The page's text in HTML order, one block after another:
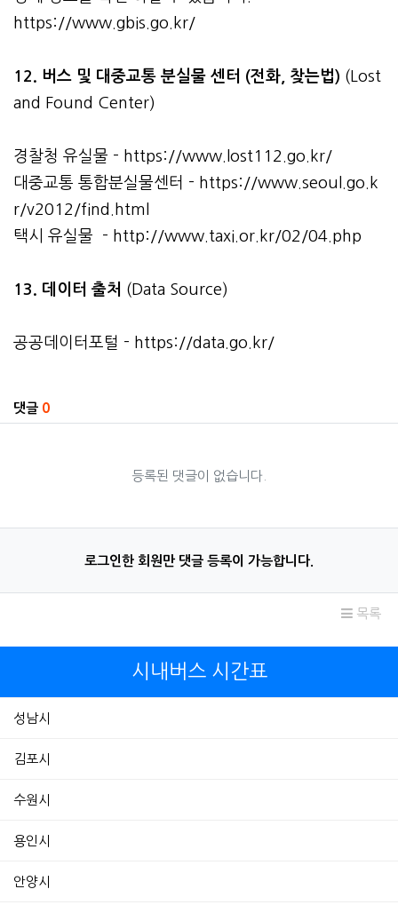
https://www.gbis.go.kr/
12. 버스 및 대중교통 분실물 센터 (전화, 찾는법) (Lost
and Found Center)
경찰청 유실물 - https://www.lost112.go.kr/
대중교통 통합분실물센터 - https://www.seoul.go.k
r/v2012/find.html
택시 유실물 - http://www.taxi.or.kr/02/04.php
13. 데이터 출처 (Data Source)
공공데이터포털 - https://data.go.kr/
댓글 0
등록된 댓글이 없습니다.
로그인한 회원만 댓글 등록이 가능합니다.
목록
시내버스 시간표
성남시
김포시
수원시
용인시
안양시